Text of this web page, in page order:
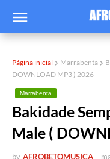
Página inicial Marrabenta
DOWNLOAD MP3 ) 2026
Marrabenta
Bakidade
Male (
by AFROBETOMUSICA -